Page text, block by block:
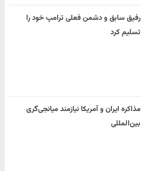
رفیق سابق و دشمن فعلی ترامپ خود را
تسلیم کرد
مذاکره ایران و آمریکا نیازمند میانجی‌گری
بین‌المللی